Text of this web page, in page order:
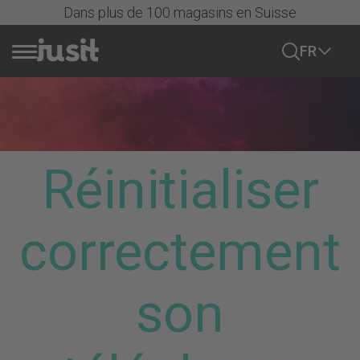
Dans plus de 100 magasins en Suisse
FR
Actions
Tous les mobiles
iPhone
iPhones
Série iPhone 17
Série iPhone 16
Samsung Galaxy
Série Samsung Galaxy S
Réinitialiser
correctement
son